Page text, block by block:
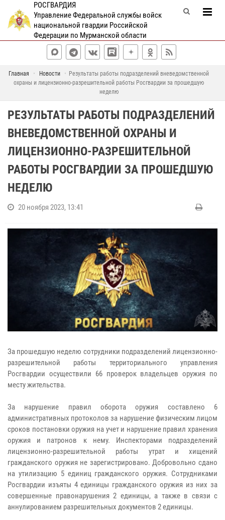
РОСГВАРДИЯ
Управление Федеральной службы войск
национальной гвардии Российской
Федерации по Мурманской области
Главная Новости
Результаты работы подразделений вневедомственной
охраны и лицензионно-разрешительной работы Росгвардии за прошедшую
неделю
РЕЗУЛЬТАТЫ РАБОТЫ ПОДРАЗДЕЛЕНИЙ
ВНЕВЕДОМСТВЕННОЙ ОХРАНЫ И
ЛИЦЕНЗИОННО-РАЗРЕШИТЕЛЬНОЙ
РАБОТЫ РОСГВАРДИИ ЗА ПРОШЕДШУЮ
НЕДЕЛЮ
20 ноября 2023, 13:41
За прошедшую неделю сотрудники подразделений лицензионно-
разрешительной работы территориального управления
Росгвардии осуществили 66 проверок владельцев оружия по
месту жительства.
За нарушение правил оборота оружия составлено 6
административных протоколов за нарушение физическим лицом
сроков постановки оружия на учет и нарушение правил хранения
оружия и патронов к нему. Инспекторами подразделений
лицензионно-разрешительной работы утрат и хищений
гражданского оружия не зарегистрировано. Добровольно сдано
на утилизацию 5 единиц гражданского оружия. Сотрудниками
Росгвардии изъяты 4 единицы гражданского оружия из них за
совершенные правонарушения 2 единицы, а также в связи с
аннулированием разрешительных документов 2 единицы.